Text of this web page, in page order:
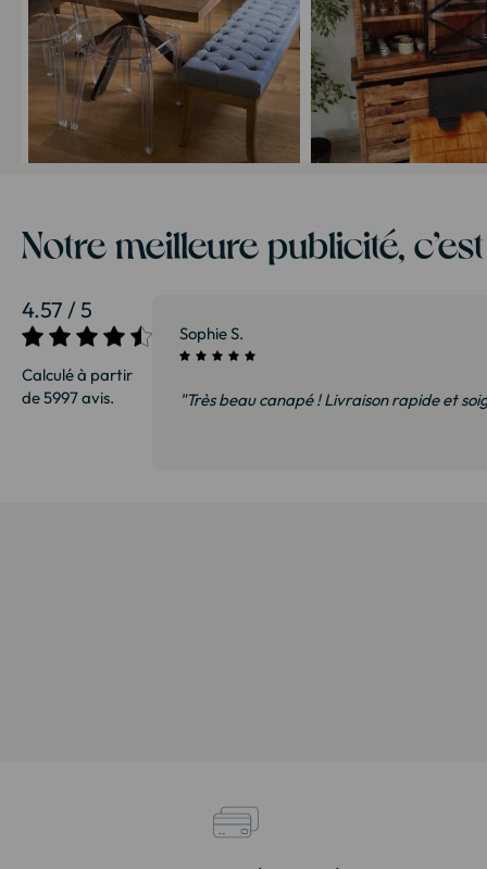
Notre meilleure publicité,
4.57 / 5
Calculé à partir
de 5997 avis.
27/07/2026 Patrice G.
"Très satisfait. Nous avons vu cette